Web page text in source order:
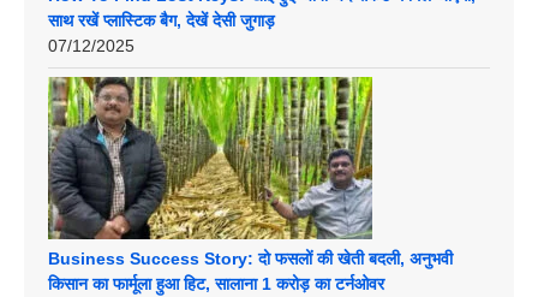
साथ रखें प्लास्टिक बैग, देखें देसी जुगाड़
07/12/2025
Business Success Story: दो फसलों की खेती बदली, अनुभवी
किसान का फार्मूला हुआ हिट, सालाना 1 करोड़ का टर्नओवर